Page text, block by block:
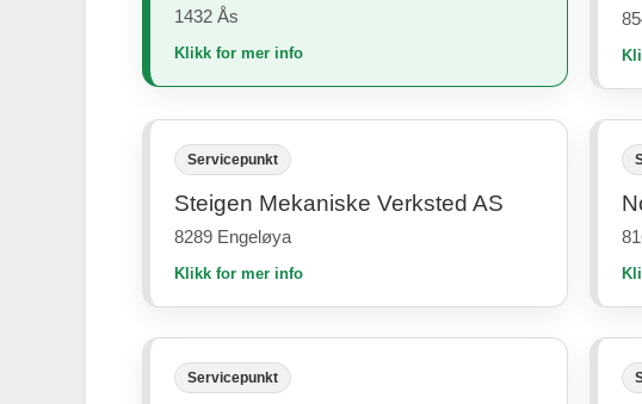
1432 Ås
Klikk for mer info
Servicepunkt
Steigen Mekaniske Verksted AS
8289 Engeløya
Klikk for mer info
Servicepunkt